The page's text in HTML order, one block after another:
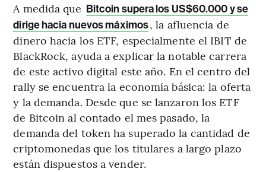
A medida que Bitcoin supera los US$60.000 y se
dirige hacia nuevos máximos, la afluencia de
dinero hacia los ETF, especialmente el IBIT de
BlackRock, ayuda a explicar la notable carrera
de este activo digital este año. En el centro del
rally se encuentra la economía básica: la oferta
y la demanda. Desde que se lanzaron los ETF
de Bitcoin al contado el mes pasado, la
demanda del token ha superado la cantidad de
criptomonedas que los titulares a largo plazo
están dispuestos a vender.